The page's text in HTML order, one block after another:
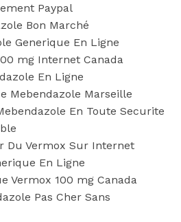
Paypal
Bon Marché
Generique En Ligne
mg Internet Canada
En Ligne
Mebendazole Marseille
En Toute Securite
Du Vermox Sur Internet
En Ligne
Vermox 100 mg Canada
Pas Cher Sans